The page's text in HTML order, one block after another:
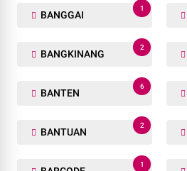
BANGGAI
1
BANGKINANG
2
BANTEN
6
BANTUAN
2
1